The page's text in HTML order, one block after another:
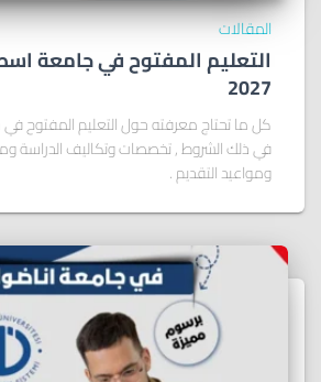
المقالات
2027
كل ما تحتاج معرفته حول التعليم المفتوح
في ذلك الشروط , تخصصات وتكاليف الدراسة
ومواعيد التقديم .